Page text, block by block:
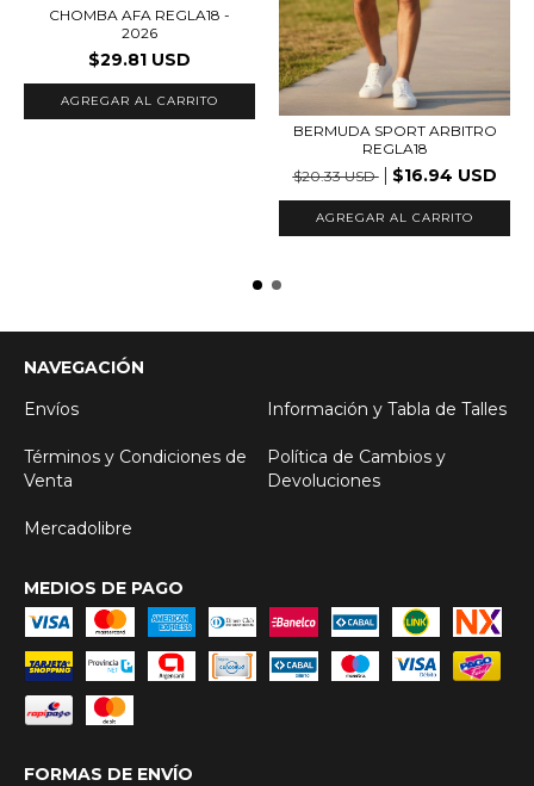
CHOMBA AFA REGLA18 -
2026
$29.81 USD
AGREGAR AL CARRITO
BERMUDA SPORT ARBITRO
REGLA18
$20.33 USD
$16.94 USD
AGREGAR AL CARRITO
NAVEGACIÓN
Envíos
Información y Tabla de Talles
Términos y Condiciones de
Venta
Política de Cambios y
Devoluciones
Mercadolibre
MEDIOS DE PAGO
FORMAS DE ENVÍO